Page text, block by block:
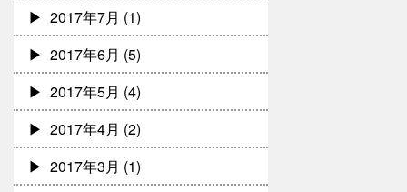
2017年7月 (1)
2017年6月 (5)
2017年5月 (4)
2017年4月 (2)
2017年3月 (1)